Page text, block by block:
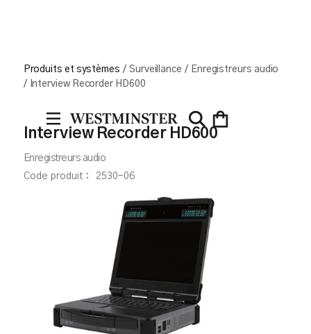
Produits et systèmes / Surveillance / Enregistreurs audio
/ Interview Recorder HD600
Interview Recorder HD600
Enregistreurs audio
Code produit :
2530-06